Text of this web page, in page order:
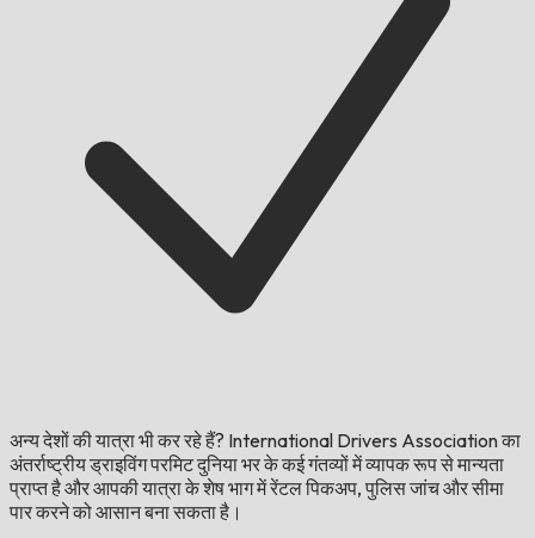
अन्य देशों की यात्रा भी कर रहे हैं? International Drivers Association का
अंतर्राष्ट्रीय ड्राइविंग परमिट दुनिया भर के कई गंतव्यों में व्यापक रूप से मान्यता
प्राप्त है और आपकी यात्रा के शेष भाग में रेंटल पिकअप, पुलिस जांच और सीमा
पार करने को आसान बना सकता है।